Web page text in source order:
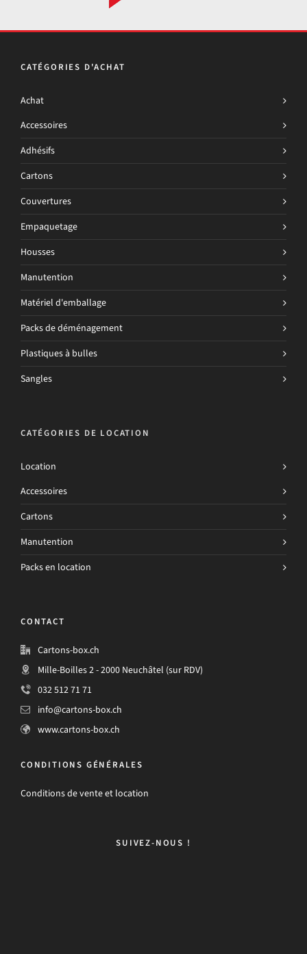
CATÉGORIES D'ACHAT
Achat
Accessoires
Adhésifs
Cartons
Couvertures
Empaquetage
Housses
Manutention
Matériel d'emballage
Packs de déménagement
Plastiques à bulles
Sangles
CATÉGORIES DE LOCATION
Location
Accessoires
Cartons
Manutention
Packs en location
CONTACT
Cartons-box.ch
Mille-Boilles 2 - 2000 Neuchâtel (sur RDV)
032 512 71 71
info@cartons-box.ch
www.cartons-box.ch
CONDITIONS GÉNÉRALES
Conditions de vente et location
SUIVEZ-NOUS !